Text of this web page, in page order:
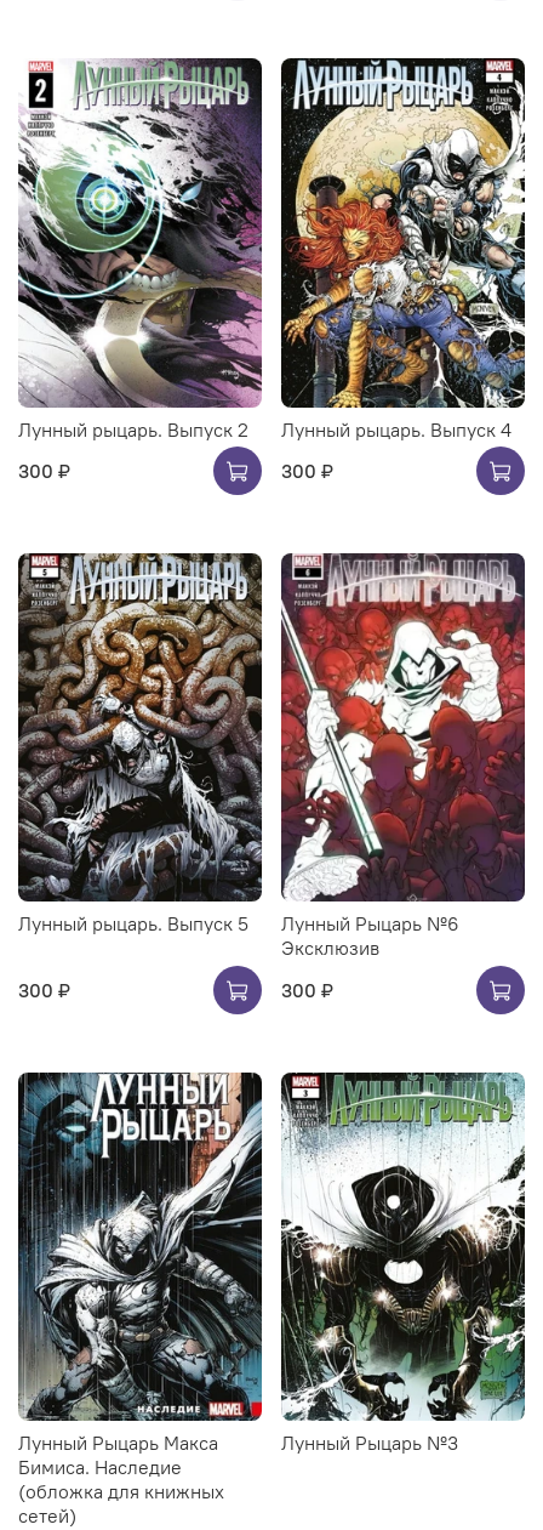
Лунный рыцарь. Выпуск 2
300 ₽
Лунный рыцарь. Выпуск 4
300 ₽
Лунный рыцарь. Выпуск 5
300 ₽
Лунный Рыцарь №6
Эксклюзив
300 ₽
Лунный Рыцарь Макса
Бимиса. Наследие
(обложка для книжных
сетей)
Лунный Рыцарь №3